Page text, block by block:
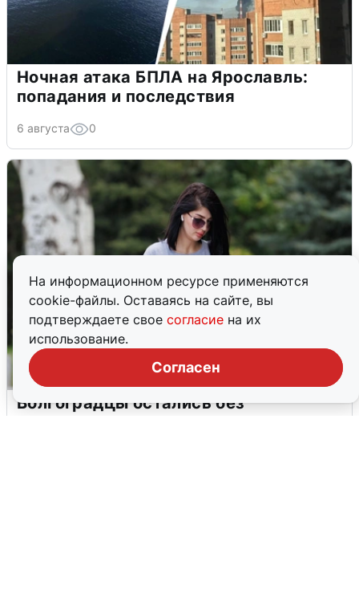
На информационном ресурсе применяются
cookie-файлы. Оставаясь на сайте, вы
подтверждаете свое согласие на их
использование.
Согласен
Ночная атака БПЛА на Ярославль:
попадания и последствия
6 августа 0
Волгоградцы остались без